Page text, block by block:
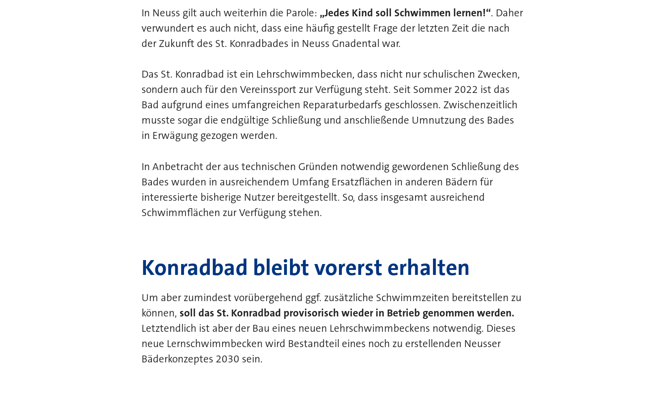
In Neuss gilt auch weiterhin die Parole: „Jedes Kind soll Schwimmen lernen!“. Daher
verwundert es auch nicht, dass eine häufig gestellt Frage der letzten Zeit die nach
der Zukunft des St. Konradbades in Neuss Gnadental war.
Das St. Konradbad ist ein Lehrschwimmbecken, dass nicht nur schulischen Zwecken,
sondern auch für den Vereinssport zur Verfügung steht. Seit Sommer 2022 ist das
Bad aufgrund eines umfangreichen Reparaturbedarfs geschlossen. Zwischenzeitlich
musste sogar die endgültige Schließung und anschließende Umnutzung des Bades
in Erwägung gezogen werden.
In Anbetracht der aus technischen Gründen notwendig gewordenen Schließung des
Bades wurden in ausreichendem Umfang Ersatzflächen in anderen Bädern für
interessierte bisherige Nutzer bereitgestellt. So, dass insgesamt ausreichend
Schwimmflächen zur Verfügung stehen.
Konradbad bleibt vorerst erhalten
Um aber zumindest vorübergehend ggf. zusätzliche Schwimmzeiten bereitstellen zu
können, soll das St. Konradbad provisorisch wieder in Betrieb genommen werden.
Letztendlich ist aber der Bau eines neuen Lehrschwimmbeckens notwendig. Dieses
neue Lernschwimmbecken wird Bestandteil eines noch zu erstellenden Neusser
Bäderkonzeptes 2030 sein.